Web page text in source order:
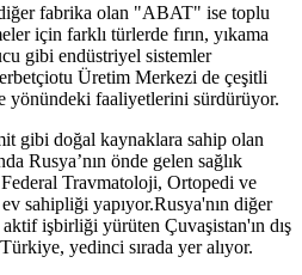
fabrika olan "ABAT" ise toplu
için farklı türlerde fırın, yıkama
gibi endüstriyel sistemler
Üretim Merkezi de çeşitli
yönündeki faaliyetlerini sürdürüyor.
gibi doğal kaynaklara sahip olan
Rusya’nın önde gelen sağlık
Travmatoloji, Ortopedi ve
sahipliği yapıyor.Rusya'nın diğer
işbirliği yürüten Çuvaşistan'ın dış
yedinci sırada yer alıyor.